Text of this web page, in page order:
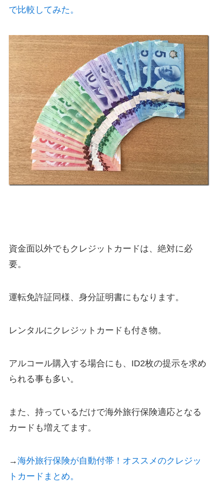
で比較してみた。
資金面以外でもクレジットカードは、絶対に必
要。
運転免許証同様、身分証明書にもなります。
レンタルにクレジットカードも付き物。
アルコール購入する場合にも、ID2枚の提示を求め
られる事も多い。
また、持っているだけで海外旅行保険適応となる
カードも増えてます。
→海外旅行保険が自動付帯！オススメのクレジッ
トカードまとめ。